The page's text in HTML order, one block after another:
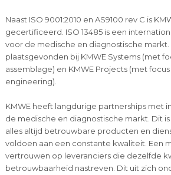
Naast ISO 9001:2010 en AS9100 rev C is
gecertificeerd. ISO 13485 is een
voor de medische en diagnostische
plaatsgevonden bij KMWE Systems (met
assemblage) en KMWE Projects (met
engineering).
KMWE heeft langdurige partnerships met
de medische en diagnostische markt. Dit
alles altijd betrouwbare producten en
voldoen aan een constante kwaliteit. Een
vertrouwen op leveranciers die dezelfde
betrouwbaarheid nastreven. Dit uit zich